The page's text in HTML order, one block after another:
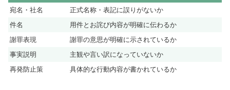
宛名・社名
正式名称・表記に誤りがないか
件名
用件とお詫び内容が明確に伝わるか
謝罪表現
謝罪の意思が明確に示されているか
事実説明
主観や言い訳になっていないか
再発防止策
具体的な行動内容が書かれているか